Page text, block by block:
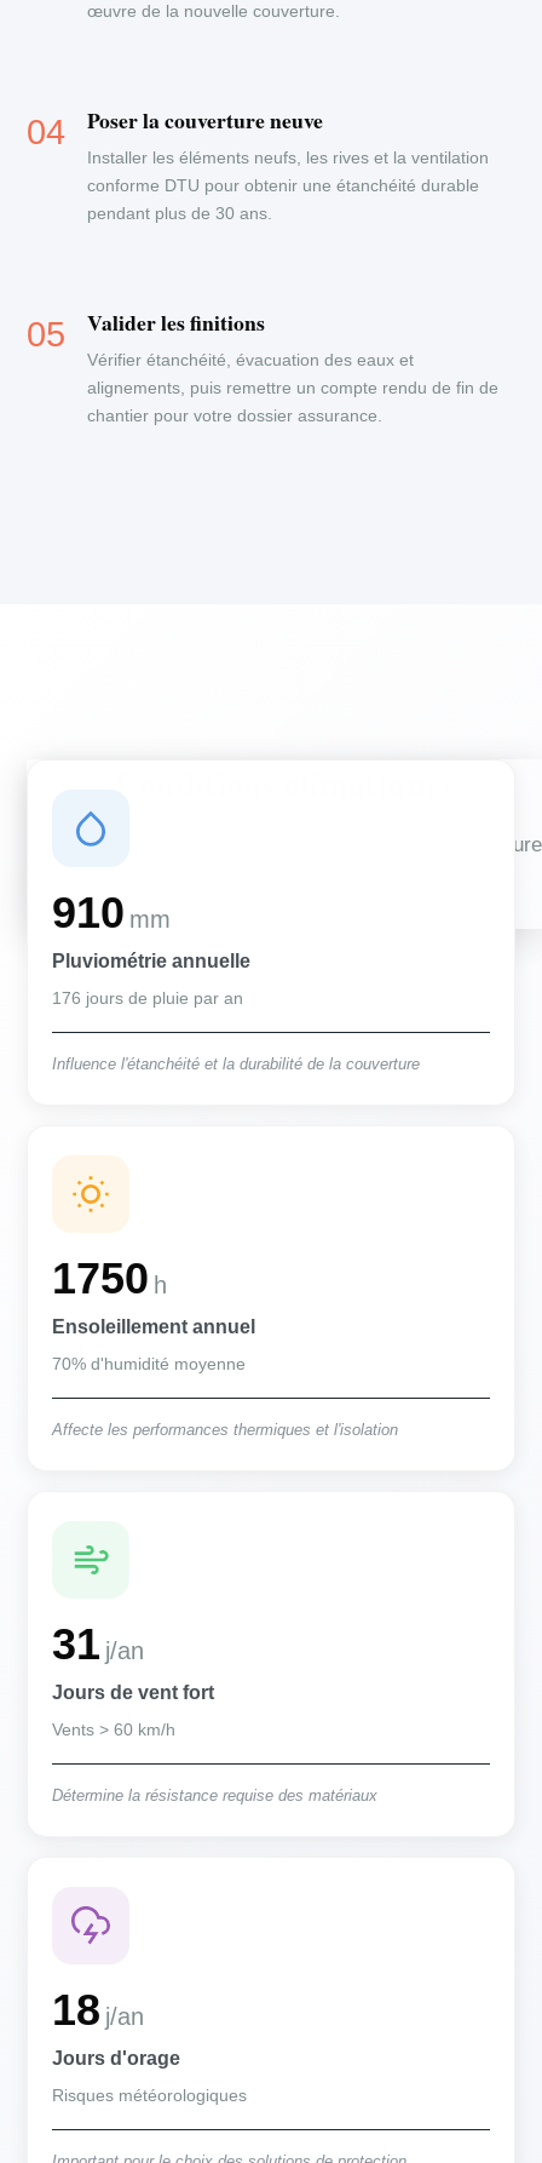
œuvre de la nouvelle couverture.
Poser la couverture neuve
Installer les éléments neufs, les rives et la ventilation
conforme DTU pour obtenir une étanchéité durable
pendant plus de 30 ans.
Valider les finitions
Vérifier étanchéité, évacuation des eaux et
alignements, puis remettre un compte rendu de fin de
chantier pour votre dossier assurance.
Des conditions qui influencent vos travaux de couverture
910 mm
Pluviométrie annuelle
176 jours de pluie par an
Influence l'étanchéité et la durabilité de la couverture
1750 h
Ensoleillement annuel
70% d'humidité moyenne
Affecte les performances thermiques et l'isolation
31 j/an
Jours de vent fort
Vents > 60 km/h
Détermine la résistance requise des matériaux
18 j/an
Jours d'orage
Risques météorologiques